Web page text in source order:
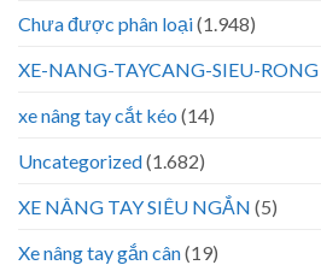
Chưa được phân loại(1.948)
XE-NANG-TAYCANG-SIEU-RONG
xe nâng tay cắt kéo (14)
Uncategorized(1.682)
XE NÂNG TAY SIÊU NGẮN (5)
Xe nâng tay gắn cân(19)